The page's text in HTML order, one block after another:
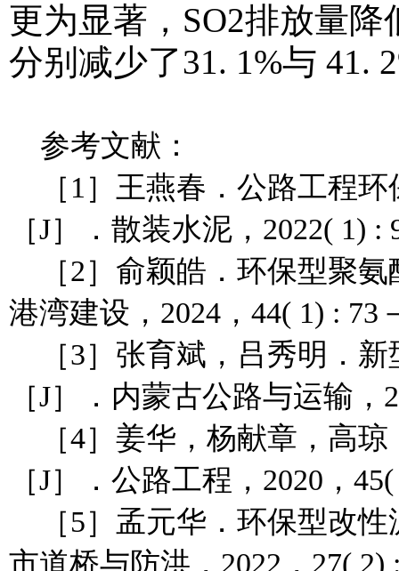
更为显著，SO2排放量降
分别减少了31. 1%与 41.
参考文献：
［1］王燕春．公路工程
［J］．散装水泥，2022( 1) :
［2］俞颖皓．环保型聚
港湾建设，2024，44( 1) : 73
［3］张育斌，吕秀明．
［J］．内蒙古公路与运输，
［4］姜华，杨献章，高
［J］．公路工程，2020，
［5］孟元华．环保型改
市道桥与防洪，2022，27( 2)